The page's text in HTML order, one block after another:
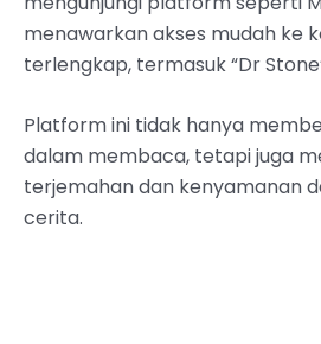
menawarkan akses mudah ke
terlengkap, termasuk “Dr
Platform ini tidak hanya
dalam membaca, tetapi juga
terjemahan dan kenyamanan
cerita.